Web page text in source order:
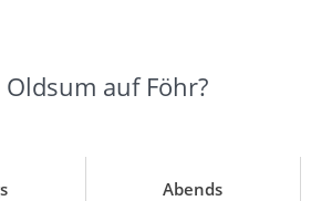
auf Föhr?
Abends